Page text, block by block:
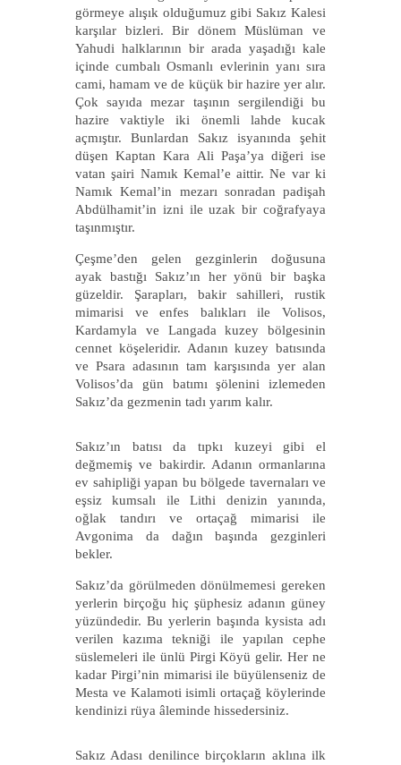
görmeye alışık olduğumuz gibi Sakız Kalesi
karşılar bizleri. Bir dönem Müslüman ve
Yahudi halklarının bir arada yaşadığı kale
içinde cumbalı Osmanlı evlerinin yanı sıra
cami, hamam ve de küçük bir hazire yer alır.
Çok sayıda mezar taşının sergilendiği bu
hazire vaktiyle iki önemli lahde kucak
açmıştır. Bunlardan Sakız isyanında şehit
düşen Kaptan Kara Ali Paşa’ya diğeri ise
vatan şairi Namık Kemal’e aittir. Ne var ki
Namık Kemal’in mezarı sonradan padişah
Abdülhamit’in izni ile uzak bir coğrafyaya
taşınmıştır.
Çeşme’den gelen gezginlerin doğusuna
ayak bastığı Sakız’ın her yönü bir başka
güzeldir. Şarapları, bakir sahilleri, rustik
mimarisi ve enfes balıkları ile Volisos,
Kardamyla ve Langada kuzey bölgesinin
cennet köşeleridir. Adanın kuzey batısında
ve Psara adasının tam karşısında yer alan
Volisos’da gün batımı şölenini izlemeden
Sakız’da gezmenin tadı yarım kalır.
Sakız’ın batısı da tıpkı kuzeyi gibi el
değmemiş ve bakirdir. Adanın ormanlarına
ev sahipliği yapan bu bölgede tavernaları ve
eşsiz kumsalı ile Lithi denizin yanında,
oğlak tandırı ve ortaçağ mimarisi ile
Avgonima da dağın başında gezginleri
bekler.
Sakız’da görülmeden dönülmemesi gereken
yerlerin birçoğu hiç şüphesiz adanın güney
yüzündedir. Bu yerlerin başında kysista adı
verilen kazıma tekniği ile yapılan cephe
süslemeleri ile ünlü Pirgi Köyü gelir. Her ne
kadar Pirgi’nin mimarisi ile büyülenseniz de
Mesta ve Kalamoti isimli ortaçağ köylerinde
kendinizi rüya âleminde hissedersiniz.
Sakız Adası denilince birçokların aklına ilk